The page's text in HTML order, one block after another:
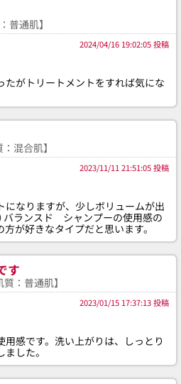
通肌】
2024/04/16 19:02:05 投稿
たがトリートメントをすれば気にな
混合肌】
2023/11/11 21:51:05 投稿
になりますが、少しボリュームが出
バランスド シャンプーの使用感の
が好きなタイプだと思います。
す
：普通肌】
2023/01/15 17:37:13 投稿
感です。洗い上がりは、しっとり
した。